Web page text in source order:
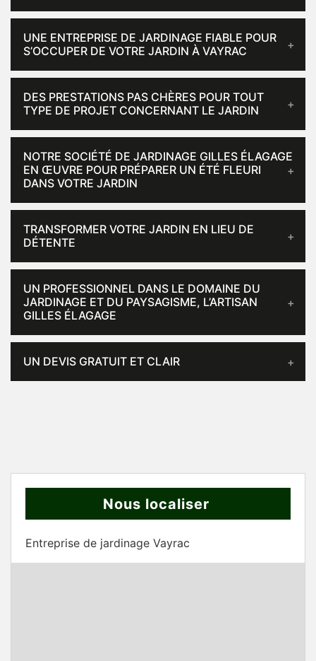
UNE ENTREPRISE DE JARDINAGE FIABLE POUR
S’OCCUPER DE VOTRE JARDIN À VAYRAC
DES PRESTATIONS PAS CHÈRES POUR TOUT
TYPE DE PROJET CONCERNANT LE JARDIN
NOTRE SOCIÉTÉ DE JARDINAGE GILLES ÉLAGAGE
EN ŒUVRE POUR PRÉPARER UN ÉTÉ FLEURI
DANS VOTRE JARDIN
TRANSFORMER VOTRE JARDIN EN LIEU DE
DÉTENTE
UN PROFESSIONNEL DANS LE DOMAINE DU
JARDINAGE ET DU PAYSAGISME, L’ARTISAN
GILLES ÉLAGAGE
UN DEVIS GRATUIT ET CLAIR
Nous localiser
Entreprise de jardinage Vayrac